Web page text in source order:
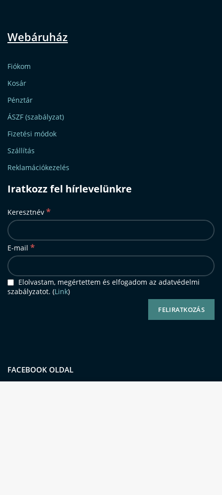
Webáruház
Fiókom
Kosár
Pénztár
ÁSZF (szabályzat)
Fizetési módok
Szállítás
Reklamációkezelés
Iratkozz fel hírlevelünkre
Keresztnév *
E-mail *
Elolvastam, megértettem és elfogadom az adatvédelmi
szabályzatot. (Link)
FACEBOOK OLDAL